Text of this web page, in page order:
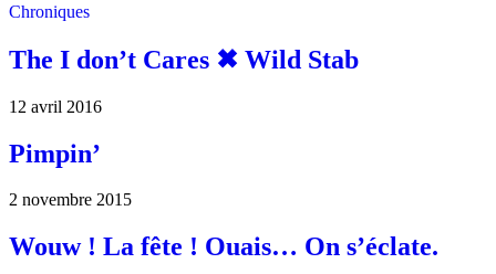
Chroniques
The I don’t Cares ✖︎ Wild Stab
12 avril 2016
Pimpin’
2 novembre 2015
Wouw ! La fête ! Ouais… On s’éclate.